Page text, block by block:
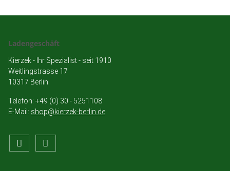
Ladengeschäft
Kierzek - Ihr Spezialist - seit 1910
Weitlingstrasse 17
10317 Berlin
Telefon: +49 (0) 30 - 5251108
E-Mail: shop@kierzek-berlin.de